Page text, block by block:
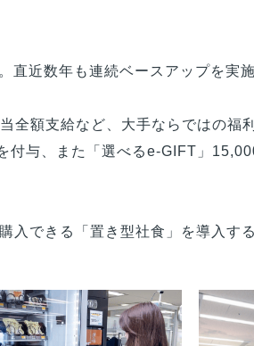
直近数年も連続ベースアップを実
全額支給など、大手ならではの福
付与、また「選べるe-GIFT」
入できる「置き型社食」を導入す